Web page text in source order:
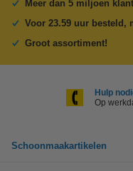
Meer dan 5 miljoen
Voor 23.59 uur besteld,
Groot assortiment!
Hulp
Op
Schoonmaakartikelen